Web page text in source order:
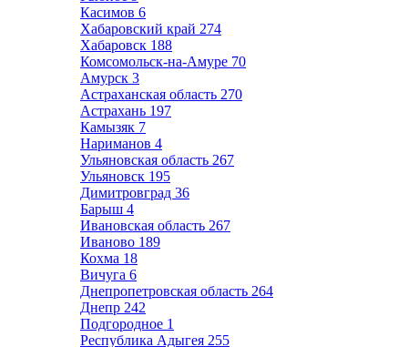
Касимов 6
Хабаровский край 274
Хабаровск 188
Комсомольск-на-Амуре 70
Амурск 3
Астраханская область 270
Астрахань 197
Камызяк 7
Нариманов 4
Ульяновская область 267
Ульяновск 195
Димитровград 36
Барыш 4
Ивановская область 267
Иваново 189
Кохма 18
Вичуга 6
Днепропетровская область 264
Днепр 242
Подгородное 1
Республика Адыгея 255